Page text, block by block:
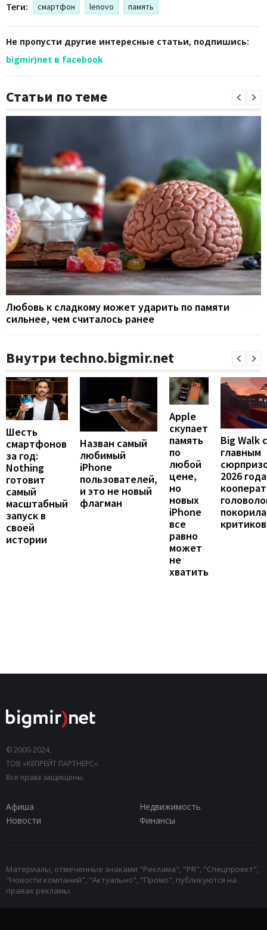
Теги: смартфон lenovo память
Не пропусти другие интересные статьи, подпишись:
bigmir)net в facebook
Статьи по теме
Любовь к сладкому может ударить по памяти
сильнее, чем считалось ранее
Внутри techno.bigmir.net
Шесть
смартфонов
за год:
Nothing
готовит
самый
масштабный
запуск в
своей
истории
Назван самый
любимый
iPhone
пользователей,
и это не новый
флагман
Apple
скупает
память
по
любой
цене,
но
новых
iPhone
все
равно
может
не
хватить
Big Walk
главным
2026
покорила
критиков
© 2000-2024,
ТОВ «КЕПРЕЙТ ПАРТНЕРС».
Все права защищены.
Афиша
Недвижимость
Новости
Финансы
Материалы, отмеченные знаками "Реклама", "PR", "Спецпроект",
"Новости компаний", "Актуально", "Промо", публикуются на
правах рекламы.